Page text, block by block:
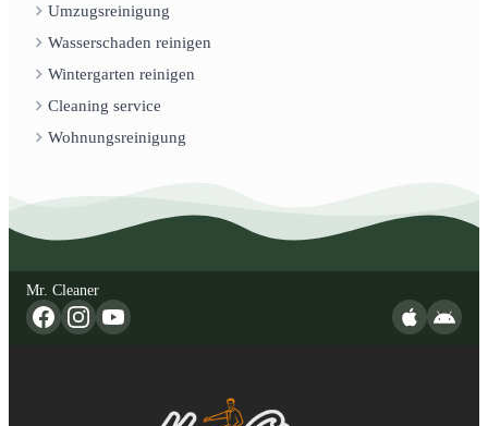
Umzugsreinigung
Wasserschaden reinigen
Wintergarten reinigen
Cleaning service
Wohnungsreinigung
Mr. Cleaner